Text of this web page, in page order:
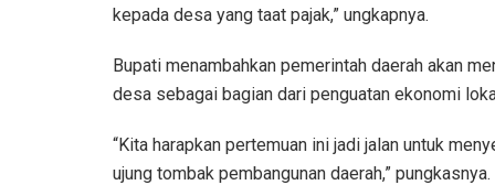
kepada desa yang taat pajak,” ungkapnya.
Bupati menambahkan pemerintah daerah akan
desa sebagai bagian dari penguatan ekonomi
“Kita harapkan pertemuan ini jadi jalan untuk
ujung tombak pembangunan daerah,” pungkasnya.